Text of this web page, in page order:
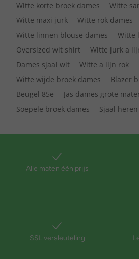
Witte korte broek dames
Witte
Witte maxi jurk
Witte rok dames
Witte linnen blouse dames
Witte
Oversized wit shirt
Witte jurk a
Dames sjaal wit
Witte a lijn rok
Witte wijde broek dames
Blazer
Beugel 85e
Jas dames grote
Soepele broek dames
Sjaal
Alle maten één prijs
SSL versleuteling